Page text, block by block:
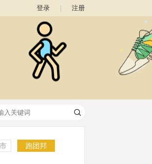
登录 注册
跑团邦